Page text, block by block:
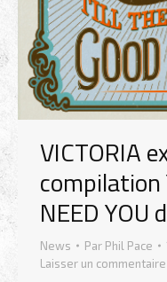
VICTORIA
compilation
NEED YOU
News Par Phil Pace
Laisser un commentaire